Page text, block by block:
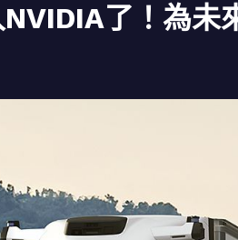
了！為未